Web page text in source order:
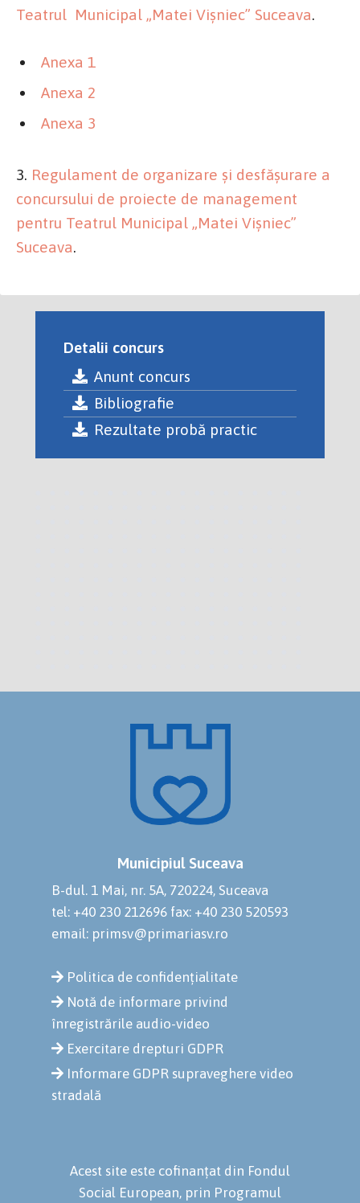
Teatrul Municipal „Matei Vişniec” Suceava.
Anexa 1
Anexa 2
Anexa 3
3. Regulament de organizare şi desfăşurare a
concursului de proiecte de management
pentru Teatrul Municipal „Matei Vişniec”
Suceava.
Detalii concurs
Anunt concurs
Bibliografie
Rezultate probă practic
Municipiul Suceava
B-dul. 1 Mai, nr. 5A, 720224, Suceava
tel: +40 230 212696 fax: +40 230 520593
email: primsv@primariasv.ro
Politica de confidențialitate
Notă de informare privind
înregistrările audio-video
Exercitare drepturi GDPR
Informare GDPR supraveghere video
stradală
Acest site este cofinanțat din Fondul
Social European, prin Programul